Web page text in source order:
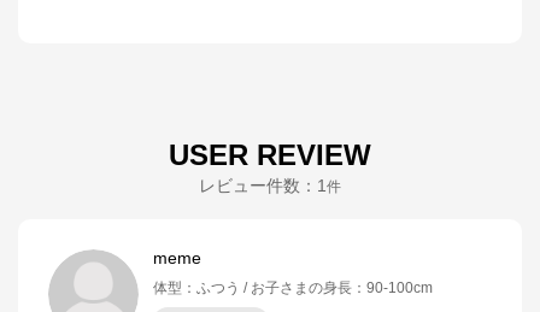
USER REVIEW
レビュー件数： 1 件
meme
体型 ： ふつう お子さまの身長 ： 90-100cm